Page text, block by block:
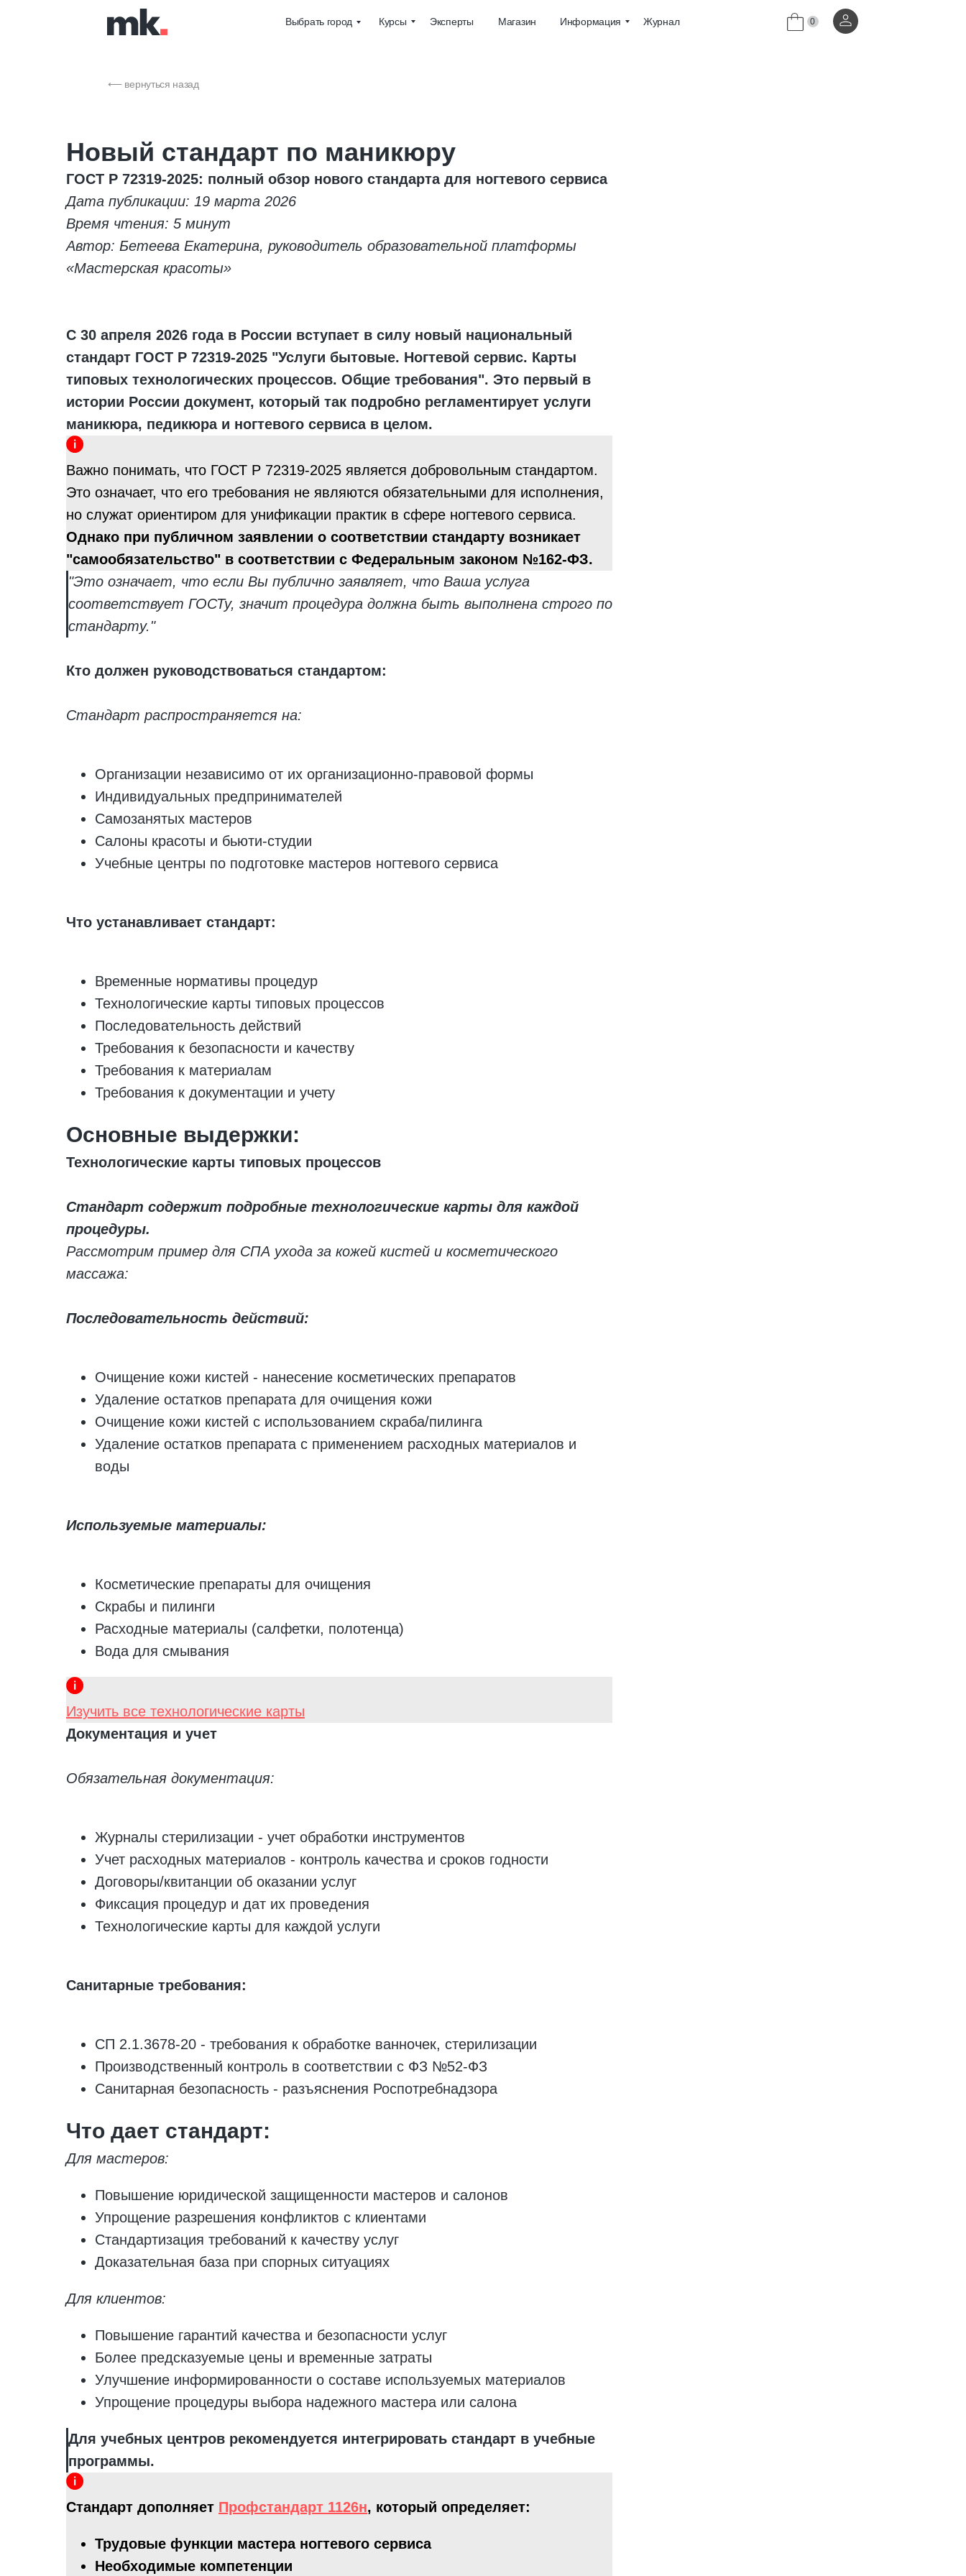
Выбрать город Курсы Эксперты Магазин Информация Журнал 0
⟵ вернуться назад
Новый стандарт по маникюру
ГОСТ Р 72319-2025: полный обзор нового стандарта для ногтевого сервиса
Дата публикации: 19 марта 2026
Время чтения: 5 минут
Автор: Бетеева Екатерина, руководитель образовательной платформы
«Мастерская красоты»
С 30 апреля 2026 года в России вступает в силу новый национальный
стандарт ГОСТ Р 72319-2025 "Услуги бытовые. Ногтевой сервис. Карты
типовых технологических процессов. Общие требования". Это первый в
истории России документ, который так подробно регламентирует услуги
маникюра, педикюра и ногтевого сервиса в целом.
Важно понимать, что ГОСТ Р 72319-2025 является добровольным стандартом.
Это означает, что его требования не являются обязательными для исполнения,
но служат ориентиром для унификации практик в сфере ногтевого сервиса.
Однако при публичном заявлении о соответствии стандарту возникает
"самообязательство" в соответствии с Федеральным законом №162-ФЗ.
"Это означает, что если Вы публично заявляет, что Ваша услуга
соответствует ГОСТу, значит процедура должна быть выполнена строго по
стандарту."
Кто должен руководствоваться стандартом:
Стандарт распространяется на:
Организации независимо от их организационно-правовой формы
Индивидуальных предпринимателей
Самозанятых мастеров
Салоны красоты и бьюти-студии
Учебные центры по подготовке мастеров ногтевого сервиса
Что устанавливает стандарт:
Временные нормативы процедур
Технологические карты типовых процессов
Последовательность действий
Требования к безопасности и качеству
Требования к материалам
Требования к документации и учету
Основные выдержки:
Технологические карты типовых процессов
Стандарт содержит подробные технологические карты для каждой
процедуры.
Рассмотрим пример для СПА ухода за кожей кистей и косметического
массажа:
Последовательность действий:
Очищение кожи кистей - нанесение косметических препаратов
Удаление остатков препарата для очищения кожи
Очищение кожи кистей с использованием скраба/пилинга
Удаление остатков препарата с применением расходных материалов и
воды
Используемые материалы:
Косметические препараты для очищения
Скрабы и пилинги
Расходные материалы (салфетки, полотенца)
Вода для смывания
Изучить все технологические карты
Документация и учет
Обязательная документация:
Журналы стерилизации - учет обработки инструментов
Учет расходных материалов - контроль качества и сроков годности
Договоры/квитанции об оказании услуг
Фиксация процедур и дат их проведения
Технологические карты для каждой услуги
Санитарные требования:
СП 2.1.3678-20 - требования к обработке ванночек, стерилизации
Производственный контроль в соответствии с ФЗ №52-ФЗ
Санитарная безопасность - разъяснения Роспотребнадзора
Что дает стандарт:
Для мастеров:
Повышение юридической защищенности мастеров и салонов
Упрощение разрешения конфликтов с клиентами
Стандартизация требований к качеству услуг
Доказательная база при спорных ситуациях
Для клиентов:
Повышение гарантий качества и безопасности услуг
Более предсказуемые цены и временные затраты
Улучшение информированности о составе используемых материалов
Упрощение процедуры выбора надежного мастера или салона
Для учебных центров рекомендуется интегрировать стандарт в учебные
программы.
Стандарт дополняет Профстандарт 1126н, который определяет:
Трудовые функции мастера ногтевого сервиса
Необходимые компетенции